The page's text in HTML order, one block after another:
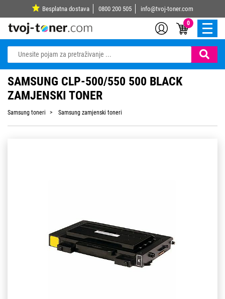
Besplatna dostava 0800 200 505 info@tvoj-toner.com
0
SAMSUNG CLP-500/550 500 BLACK
ZAMJENSKI TONER
Samsung toneri Samsung zamjenski toneri